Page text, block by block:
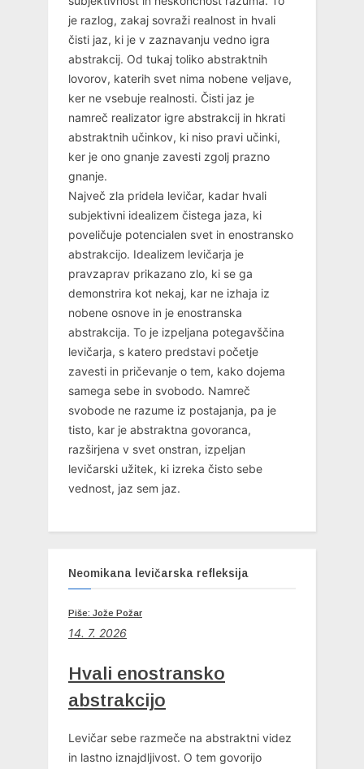
je razlog, zakaj sovraži realnost in hvali
čisti jaz, ki je v zaznavanju vedno igra
abstrakcij. Od tukaj toliko abstraktnih
lovorov, katerih svet nima nobene veljave,
ker ne vsebuje realnosti. Čisti jaz je
namreč realizator igre abstrakcij in hkrati
abstraktnih učinkov, ki niso pravi učinki,
ker je ono gnanje zavesti zgolj prazno
gnanje.
Največ zla pridela levičar, kadar hvali
subjektivni idealizem čistega jaza, ki
poveličuje potencialen svet in enostransko
abstrakcijo. Idealizem levičarja je
pravzaprav prikazano zlo, ki se ga
demonstrira kot nekaj, kar ne izhaja iz
nobene osnove in je enostranska
abstrakcija. To je izpeljana potegavščina
levičarja, s katero predstavi početje
zavesti in pričevanje o tem, kako dojema
samega sebe in svobodo. Namreč
svobode ne razume iz postajanja, pa je
tisto, kar je abstraktna govoranca,
razširjena v svet onstran, izpeljan
levičarski užitek, ki izreka čisto sebe
vednost, jaz sem jaz.
Neomikana levičarska refleksija
Piše: Jože Požar
14. 7. 2026
Hvali enostransko
abstrakcijo
Levičar sebe razmeče na abstraktni videz
in lastno iznajdljivost. O tem govorijo